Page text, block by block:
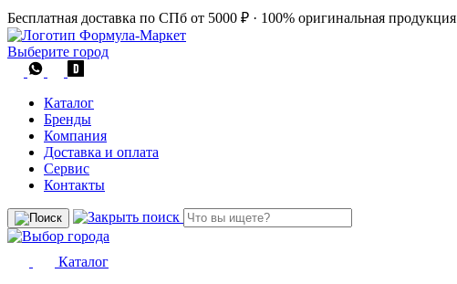
Бесплатная доставка по СПб от 5000 ₽ · 100% оригинальная продукция
Выберите город
Каталог
Бренды
Компания
Доставка и оплата
Сервис
Контакты
Каталог